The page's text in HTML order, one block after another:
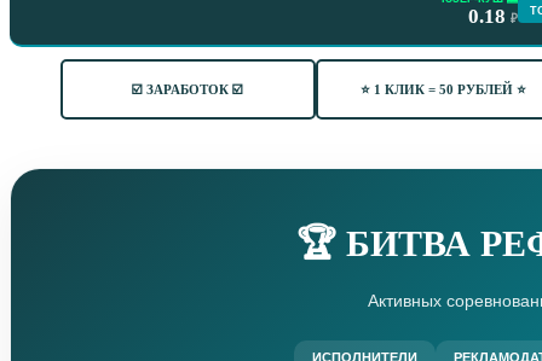
0.18 ₽
☑️ ЗАРАБОТОК ☑️ ⭐ 1 КЛИК = 50 РУБЛЕЙ ⭐
🏆 БИТВА
Активных
ИСПОЛНИТЕЛИ